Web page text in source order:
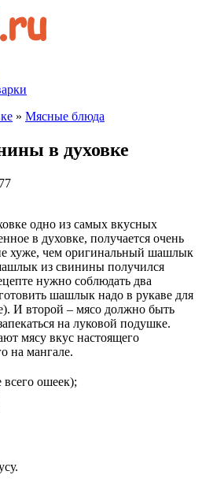
» Мясные блюда
в духовке
одно из самых вкусных
в духовке, получается очень
хуже, чем оригинальный шашлык
из свинины получился
нужно соблюдать два
шашлык надо в рукаве для
И второй – мясо должно быть
на луковой подушке.
мясу вкус настоящего
на мангале.
ошеек);